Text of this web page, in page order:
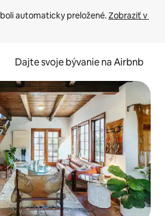
automaticky preložené. Zobraziť v
Dajte svoje bývanie na Airbnb